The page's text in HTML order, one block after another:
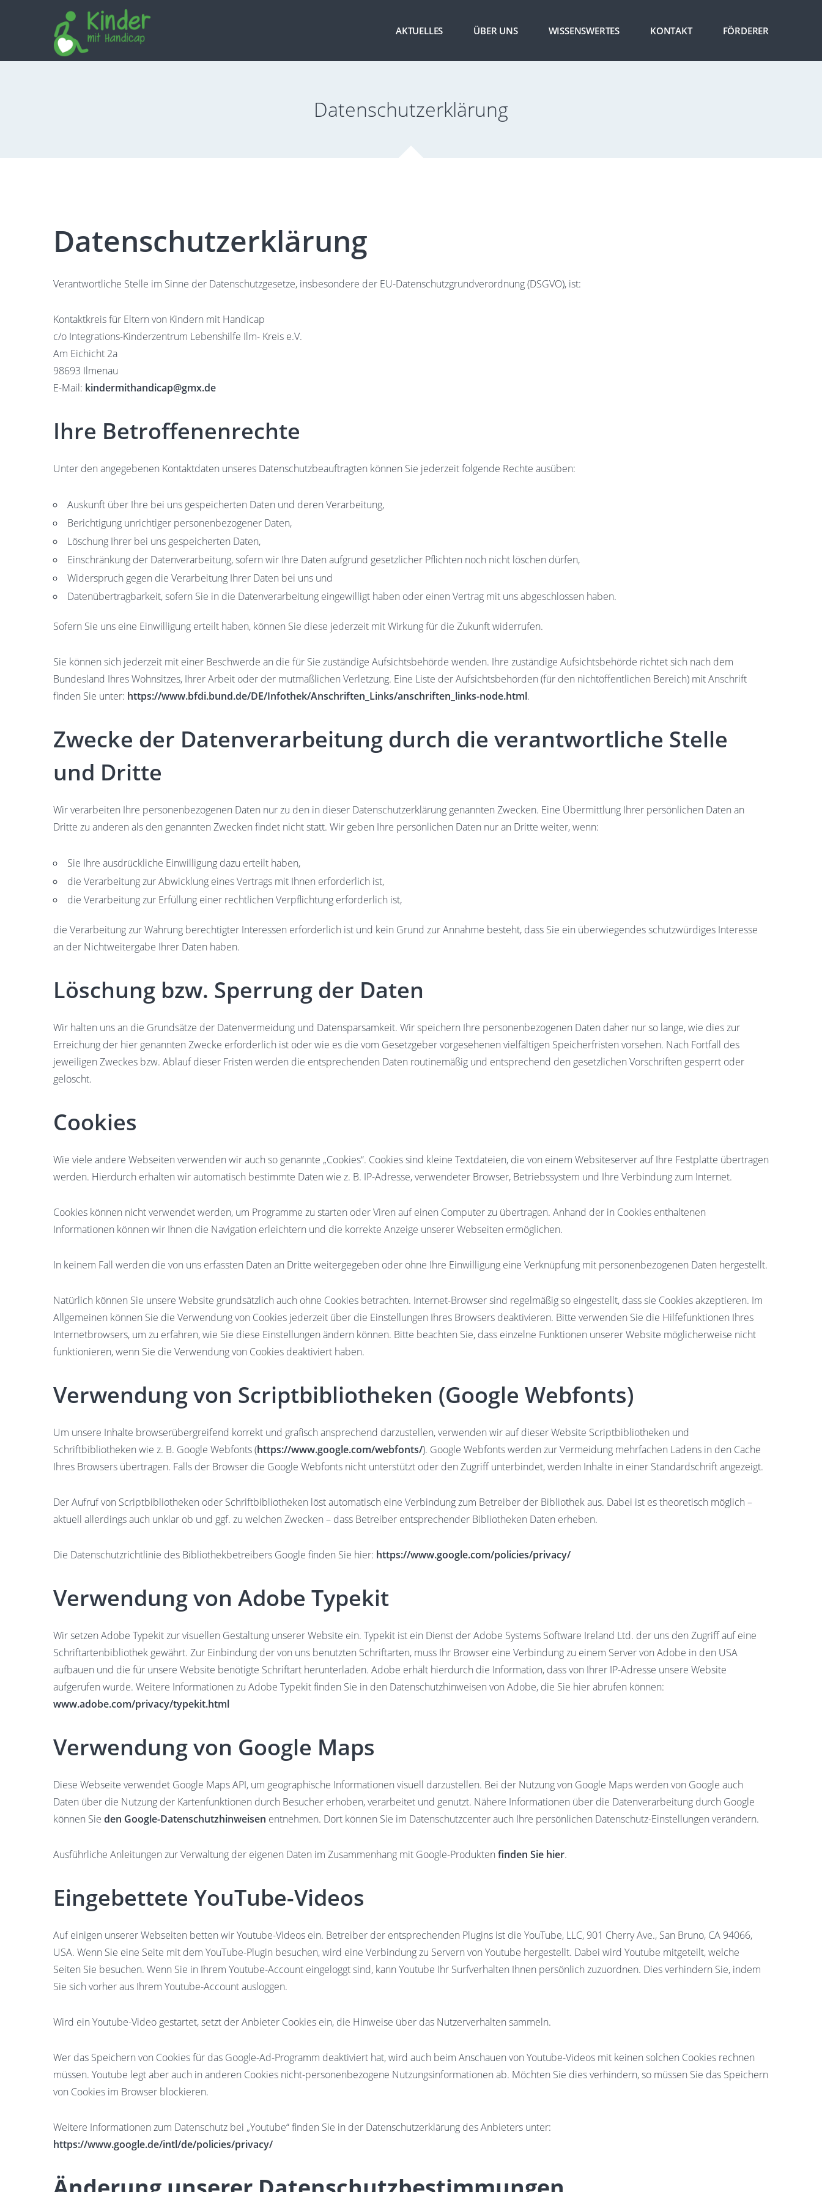
AKTUELLES ÜBER UNS WISSENSWERTES KONTAKT FÖRDERER
Datenschutzerklärung
Datenschutzerklärung
Verantwortliche Stelle im Sinne der Datenschutzgesetze, insbesondere der EU-Datenschutzgrundverordnung (DSGVO), ist:
Kontaktkreis für Eltern von Kindern mit Handicap
c/o Integrations-Kinderzentrum Lebenshilfe Ilm- Kreis e.V.
Am Eichicht 2a
98693 Ilmenau
E-Mail: kindermithandicap@gmx.de
Ihre Betroffenenrechte
Unter den angegebenen Kontaktdaten unseres Datenschutzbeauftragten können Sie jederzeit folgende Rechte ausüben:
Auskunft über Ihre bei uns gespeicherten Daten und deren Verarbeitung,
Berichtigung unrichtiger personenbezogener Daten,
Löschung Ihrer bei uns gespeicherten Daten,
Einschränkung der Datenverarbeitung, sofern wir Ihre Daten aufgrund gesetzlicher Pflichten noch nicht löschen dürfen,
Widerspruch gegen die Verarbeitung Ihrer Daten bei uns und
Datenübertragbarkeit, sofern Sie in die Datenverarbeitung eingewilligt haben oder einen Vertrag mit uns abgeschlossen haben.
Sofern Sie uns eine Einwilligung erteilt haben, können Sie diese jederzeit mit Wirkung für die Zukunft widerrufen.
Sie können sich jederzeit mit einer Beschwerde an die für Sie zuständige Aufsichtsbehörde wenden. Ihre zuständige Aufsichtsbehörde richtet sich nach dem
Bundesland Ihres Wohnsitzes, Ihrer Arbeit oder der mutmaßlichen Verletzung. Eine Liste der Aufsichtsbehörden (für den nichtöffentlichen Bereich) mit Anschrift
finden Sie unter: https://www.bfdi.bund.de/DE/Infothek/Anschriften_Links/anschriften_links-node.html.
Zwecke der Datenverarbeitung durch die verantwortliche Stelle
und Dritte
Wir verarbeiten Ihre personenbezogenen Daten nur zu den in dieser Datenschutzerklärung genannten Zwecken. Eine Übermittlung Ihrer persönlichen Daten an
Dritte zu anderen als den genannten Zwecken findet nicht statt. Wir geben Ihre persönlichen Daten nur an Dritte weiter, wenn:
Sie Ihre ausdrückliche Einwilligung dazu erteilt haben,
die Verarbeitung zur Abwicklung eines Vertrags mit Ihnen erforderlich ist,
die Verarbeitung zur Erfüllung einer rechtlichen Verpflichtung erforderlich ist,
die Verarbeitung zur Wahrung berechtigter Interessen erforderlich ist und kein Grund zur Annahme besteht, dass Sie ein überwiegendes schutzwürdiges Interesse
an der Nichtweitergabe Ihrer Daten haben.
Löschung bzw. Sperrung der Daten
Wir halten uns an die Grundsätze der Datenvermeidung und Datensparsamkeit. Wir speichern Ihre personenbezogenen Daten daher nur so lange, wie dies zur
Erreichung der hier genannten Zwecke erforderlich ist oder wie es die vom Gesetzgeber vorgesehenen vielfältigen Speicherfristen vorsehen. Nach Fortfall des
jeweiligen Zweckes bzw. Ablauf dieser Fristen werden die entsprechenden Daten routinemäßig und entsprechend den gesetzlichen Vorschriften gesperrt oder
gelöscht.
Cookies
Wie viele andere Webseiten verwenden wir auch so genannte „Cookies“. Cookies sind kleine Textdateien, die von einem Websiteserver auf Ihre Festplatte übertragen
werden. Hierdurch erhalten wir automatisch bestimmte Daten wie z. B. IP-Adresse, verwendeter Browser, Betriebssystem und Ihre Verbindung zum Internet.
Cookies können nicht verwendet werden, um Programme zu starten oder Viren auf einen Computer zu übertragen. Anhand der in Cookies enthaltenen
Informationen können wir Ihnen die Navigation erleichtern und die korrekte Anzeige unserer Webseiten ermöglichen.
In keinem Fall werden die von uns erfassten Daten an Dritte weitergegeben oder ohne Ihre Einwilligung eine Verknüpfung mit personenbezogenen Daten hergestellt.
Natürlich können Sie unsere Website grundsätzlich auch ohne Cookies betrachten. Internet-Browser sind regelmäßig so eingestellt, dass sie Cookies akzeptieren. Im
Allgemeinen können Sie die Verwendung von Cookies jederzeit über die Einstellungen Ihres Browsers deaktivieren. Bitte verwenden Sie die Hilfefunktionen Ihres
Internetbrowsers, um zu erfahren, wie Sie diese Einstellungen ändern können. Bitte beachten Sie, dass einzelne Funktionen unserer Website möglicherweise nicht
funktionieren, wenn Sie die Verwendung von Cookies deaktiviert haben.
Verwendung von Scriptbibliotheken (Google Webfonts)
Um unsere Inhalte browserübergreifend korrekt und grafisch ansprechend darzustellen, verwenden wir auf dieser Website Scriptbibliotheken und
Schriftbibliotheken wie z. B. Google Webfonts (https://www.google.com/webfonts/). Google Webfonts werden zur Vermeidung mehrfachen Ladens in den Cache
Ihres Browsers übertragen. Falls der Browser die Google Webfonts nicht unterstützt oder den Zugriff unterbindet, werden Inhalte in einer Standardschrift angezeigt.
Der Aufruf von Scriptbibliotheken oder Schriftbibliotheken löst automatisch eine Verbindung zum Betreiber der Bibliothek aus. Dabei ist es theoretisch möglich –
aktuell allerdings auch unklar ob und ggf. zu welchen Zwecken – dass Betreiber entsprechender Bibliotheken Daten erheben.
Die Datenschutzrichtlinie des Bibliothekbetreibers Google finden Sie hier: https://www.google.com/policies/privacy/
Verwendung von Adobe Typekit
Wir setzen Adobe Typekit zur visuellen Gestaltung unserer Website ein. Typekit ist ein Dienst der Adobe Systems Software Ireland Ltd. der uns den Zugriff auf eine
Schriftartenbibliothek gewährt. Zur Einbindung der von uns benutzten Schriftarten, muss Ihr Browser eine Verbindung zu einem Server von Adobe in den USA
aufbauen und die für unsere Website benötigte Schriftart herunterladen. Adobe erhält hierdurch die Information, dass von Ihrer IP-Adresse unsere Website
aufgerufen wurde. Weitere Informationen zu Adobe Typekit finden Sie in den Datenschutzhinweisen von Adobe, die Sie hier abrufen können:
www.adobe.com/privacy/typekit.html
Verwendung von Google Maps
Diese Webseite verwendet Google Maps API, um geographische Informationen visuell darzustellen. Bei der Nutzung von Google Maps werden von Google auch
Daten über die Nutzung der Kartenfunktionen durch Besucher erhoben, verarbeitet und genutzt. Nähere Informationen über die Datenverarbeitung durch Google
können Sie den Google-Datenschutzhinweisen entnehmen. Dort können Sie im Datenschutzcenter auch Ihre persönlichen Datenschutz-Einstellungen verändern.
Ausführliche Anleitungen zur Verwaltung der eigenen Daten im Zusammenhang mit Google-Produkten finden Sie hier.
Eingebettete YouTube-Videos
Auf einigen unserer Webseiten betten wir Youtube-Videos ein. Betreiber der entsprechenden Plugins ist die YouTube, LLC, 901 Cherry Ave., San Bruno, CA 94066,
USA. Wenn Sie eine Seite mit dem YouTube-Plugin besuchen, wird eine Verbindung zu Servern von Youtube hergestellt. Dabei wird Youtube mitgeteilt, welche
Seiten Sie besuchen. Wenn Sie in Ihrem Youtube-Account eingeloggt sind, kann Youtube Ihr Surfverhalten Ihnen persönlich zuzuordnen. Dies verhindern Sie, indem
Sie sich vorher aus Ihrem Youtube-Account ausloggen.
Wird ein Youtube-Video gestartet, setzt der Anbieter Cookies ein, die Hinweise über das Nutzerverhalten sammeln.
Wer das Speichern von Cookies für das Google-Ad-Programm deaktiviert hat, wird auch beim Anschauen von Youtube-Videos mit keinen solchen Cookies rechnen
müssen. Youtube legt aber auch in anderen Cookies nicht-personenbezogene Nutzungsinformationen ab. Möchten Sie dies verhindern, so müssen Sie das Speichern
von Cookies im Browser blockieren.
Weitere Informationen zum Datenschutz bei „Youtube“ finden Sie in der Datenschutzerklärung des Anbieters unter:
https://www.google.de/intl/de/policies/privacy/